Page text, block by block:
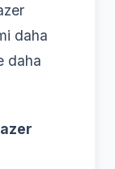
daha
daha